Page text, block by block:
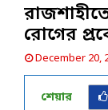
রোগের
December 20,
শেয়ার